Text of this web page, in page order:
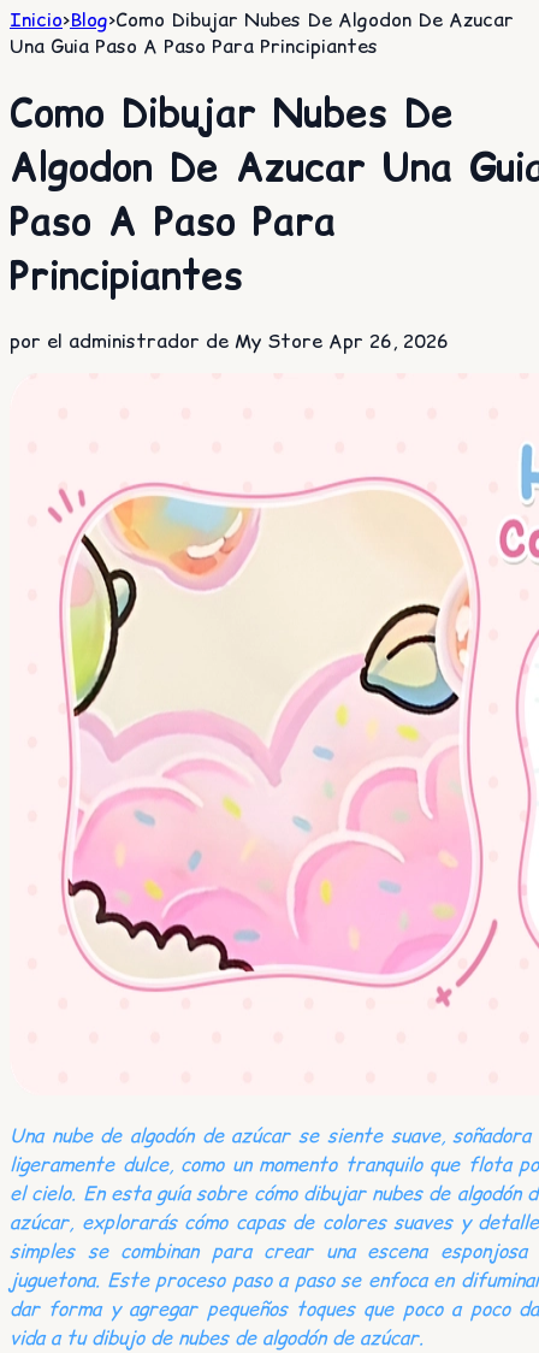
Inicio>Blog>Como Dibujar Nubes De Algodon De Azucar
Una Guia Paso A Paso Para Principiantes
Como Dibujar Nubes De
Algodon De Azucar Una
Paso A Paso Para
Principiantes
por el administrador de My Store Apr 26, 2026
Una nube de algodón de azúcar se siente suave, soñadora
ligeramente dulce, como un momento tranquilo que flota
el cielo. En esta guía sobre cómo dibujar nubes de algodón
azúcar, explorarás cómo capas de colores suaves y
simples se combinan para crear una escena esponjosa
juguetona. Este proceso paso a paso se enfoca en
dar forma y agregar pequeños toques que poco a poco
vida a tu dibujo de nubes de algodón de azúcar.